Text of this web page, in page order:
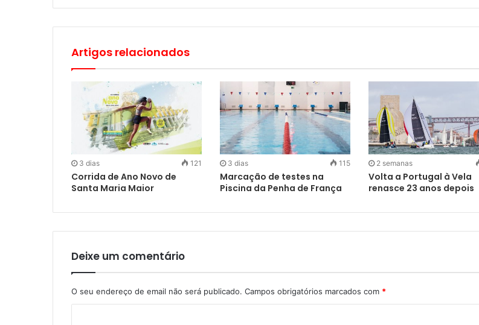
Artigos relacionados
3 dias 121
Corrida de Ano Novo de
Santa Maria Maior
3 dias 115
Marcação de testes na
Piscina da Penha de França
2 semanas
Volta a Portugal à Vela
renasce 23 anos depois
Deixe um comentário
O seu endereço de email não será publicado. Campos obrigatórios marcados com *